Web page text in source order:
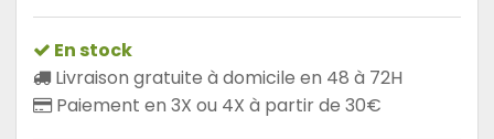
En stock
Livraison gratuite à domicile en 48 à 72H
Paiement en 3X ou 4X à partir de 30€